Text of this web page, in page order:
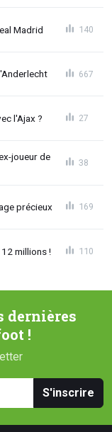
Madrid 140
667
l'Ajax ? 27
joueur de
38
précieux 169
millions ! 110
dernières
!
S'inscrire